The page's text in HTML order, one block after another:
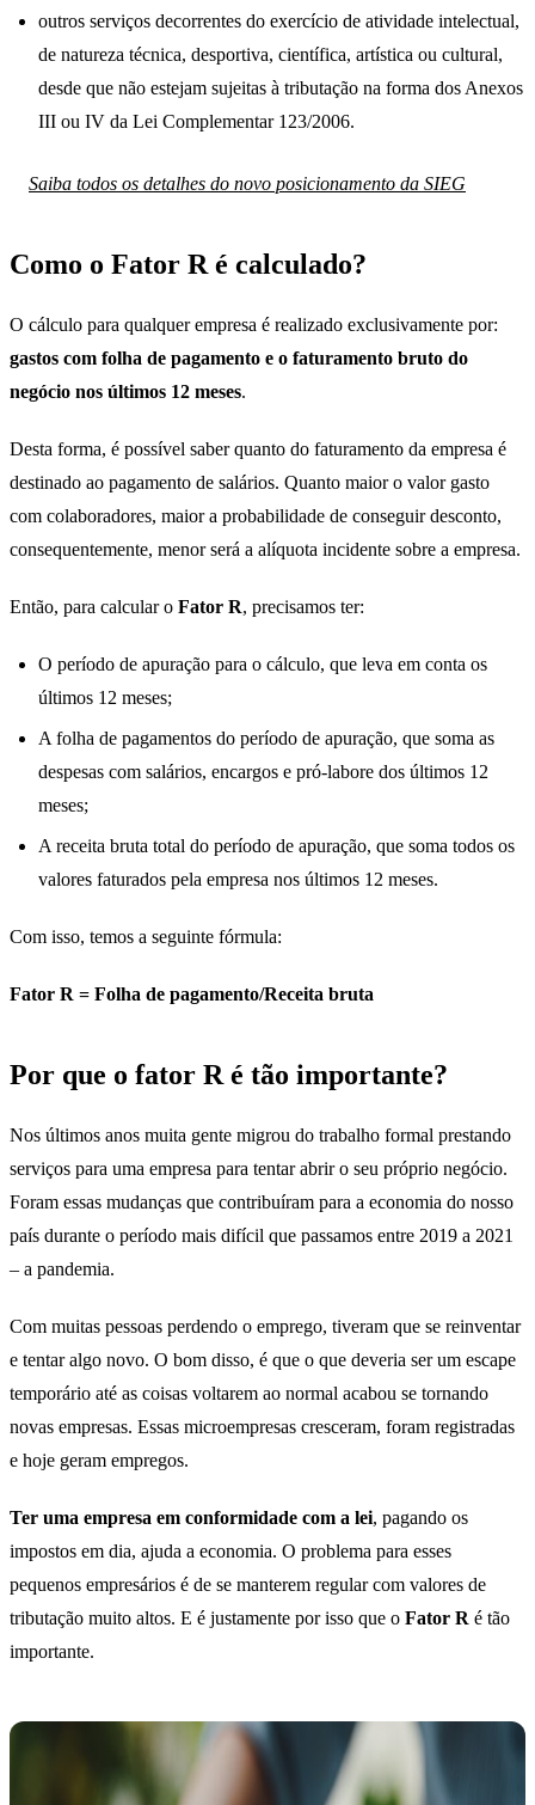
outros serviços decorrentes do exercício de atividade intelectual,
de natureza técnica, desportiva, científica, artística ou cultural,
desde que não estejam sujeitas à tributação na forma dos Anexos
III ou IV da Lei Complementar 123/2006.
Saiba todos os detalhes do novo posicionamento da SIEG
Como o Fator R é calculado?
O cálculo para qualquer empresa é realizado exclusivamente por:
gastos com folha de pagamento e o faturamento bruto do
negócio nos últimos 12 meses.
Desta forma, é possível saber quanto do faturamento da empresa é
destinado ao pagamento de salários. Quanto maior o valor gasto
com colaboradores, maior a probabilidade de conseguir desconto,
consequentemente, menor será a alíquota incidente sobre a empresa.
Então, para calcular o Fator R, precisamos ter:
O período de apuração para o cálculo, que leva em conta os
últimos 12 meses;
A folha de pagamentos do período de apuração, que soma as
despesas com salários, encargos e pró-labore dos últimos 12
meses;
A receita bruta total do período de apuração, que soma todos os
valores faturados pela empresa nos últimos 12 meses.
Com isso, temos a seguinte fórmula:
Fator R = Folha de pagamento/Receita bruta
Por que o fator R é tão importante?
Nos últimos anos muita gente migrou do trabalho formal prestando
serviços para uma empresa para tentar abrir o seu próprio negócio.
Foram essas mudanças que contribuíram para a economia do nosso
país durante o período mais difícil que passamos entre 2019 a 2021
– a pandemia.
Com muitas pessoas perdendo o emprego, tiveram que se reinventar
e tentar algo novo. O bom disso, é que o que deveria ser um escape
temporário até as coisas voltarem ao normal acabou se tornando
novas empresas. Essas microempresas cresceram, foram registradas
e hoje geram empregos.
Ter uma empresa em conformidade com a lei, pagando os
impostos em dia, ajuda a economia. O problema para esses
pequenos empresários é de se manterem regular com valores de
tributação muito altos. E é justamente por isso que o Fator R é tão
importante.